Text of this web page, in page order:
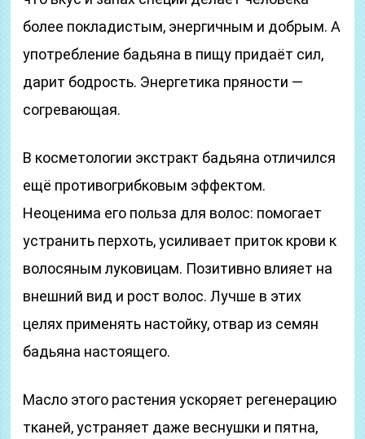
более покладистым, энергичным и добрым. А
употребление бадьяна в пищу придаёт сил,
дарит бодрость. Энергетика пряности —
согревающая.
В косметологии экстракт бадьяна отличился
ещё противогрибковым эффектом.
Неоценима его польза для волос: помогает
устранить перхоть, усиливает приток крови к
волосяным луковицам. Позитивно влияет на
внешний вид и рост волос. Лучше в этих
целях применять настойку, отвар из семян
бадьяна настоящего.
Масло этого растения ускоряет регенерацию
тканей, устраняет даже веснушки и пятна,